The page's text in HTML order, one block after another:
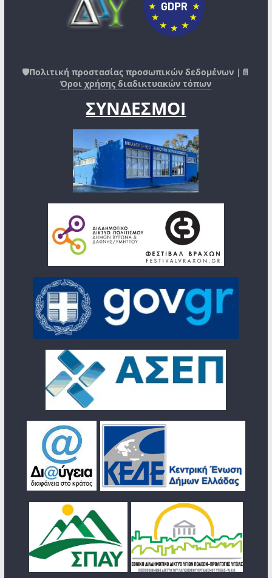
🛡️Πολιτική προστασίας προσωπικών δεδομένων |📄
Όροι χρήσης διαδικτυακών τόπων
ΣΥΝΔΕΣΜΟΙ